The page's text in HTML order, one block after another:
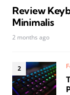
Review
Minimalis
2 months ago